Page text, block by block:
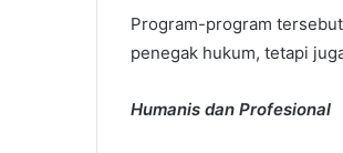
Program-program
penegak hukum, tetapi
Humanis dan Profesional